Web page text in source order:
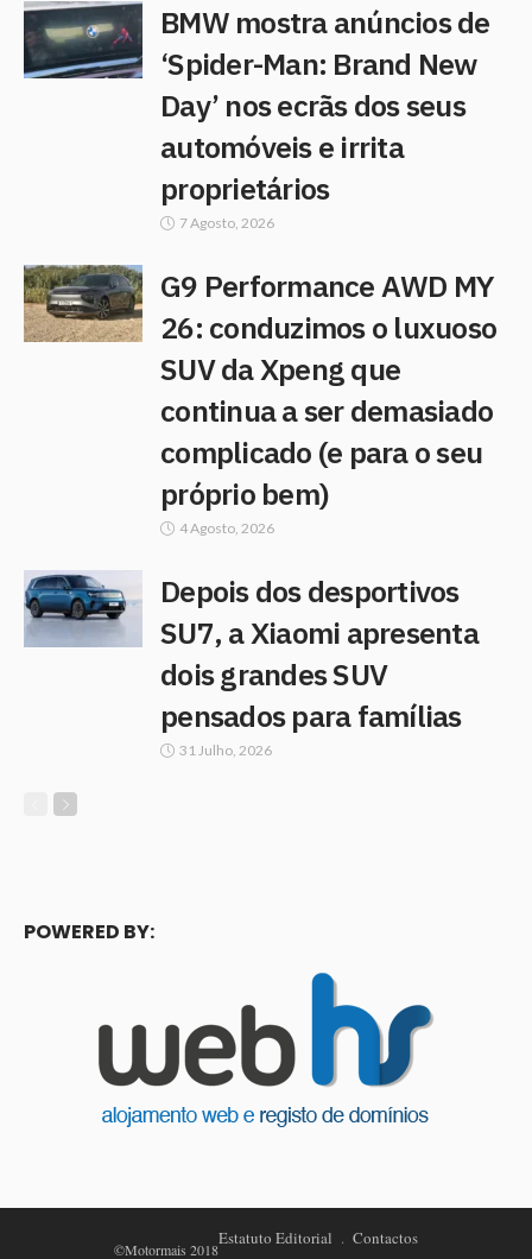
BMW mostra anúncios de
‘Spider-Man: Brand New
Day’ nos ecrãs dos seus
automóveis e irrita
proprietários
7 Agosto, 2026
G9 Performance AWD MY
26: conduzimos o luxuoso
SUV da Xpeng que
continua a ser demasiado
complicado (e para o seu
próprio bem)
4 Agosto, 2026
Depois dos desportivos
SU7, a Xiaomi apresenta
dois grandes SUV
pensados para famílias
31 Julho, 2026
POWERED BY:
©Motormais 2018
Estatuto Editorial Contactos